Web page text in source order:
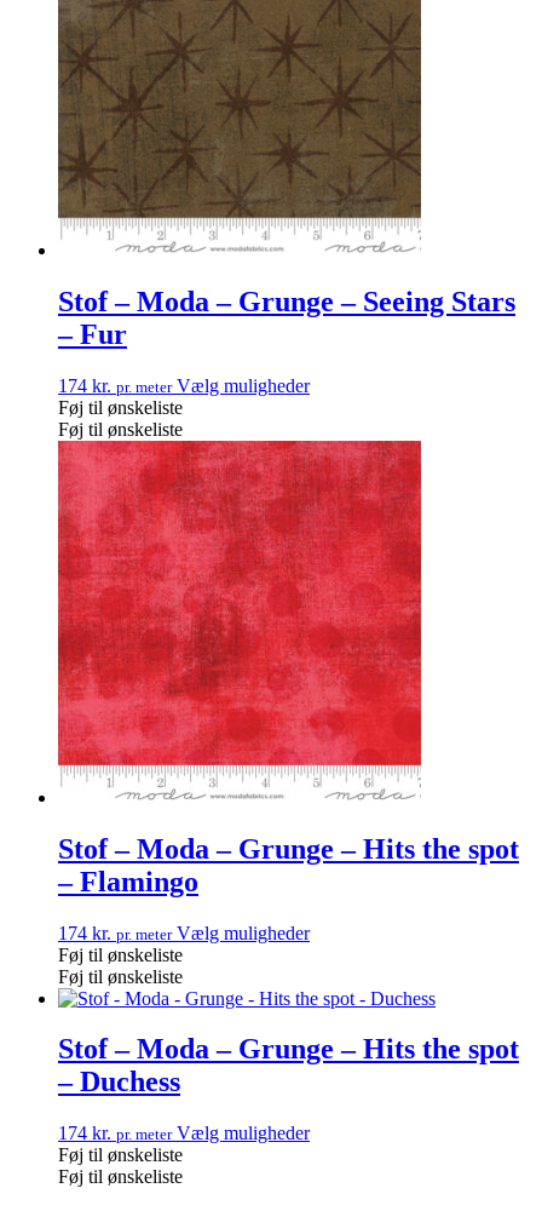
Stof – Moda – Grunge – Seeing Stars
– Fur
174 kr. pr. meter Vælg muligheder
Føj til ønskeliste
Føj til ønskeliste
Stof – Moda – Grunge – Hits the spot
– Flamingo
174 kr. pr. meter Vælg muligheder
Føj til ønskeliste
Føj til ønskeliste
Stof – Moda – Grunge – Hits the spot
– Duchess
174 kr. pr. meter Vælg muligheder
Føj til ønskeliste
Føj til ønskeliste